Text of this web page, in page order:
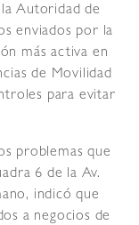
Autoridad de
enviados por la
más activa en
de Movilidad
para evitar
problemas que
6 de la Av.
indicó que
a negocios de